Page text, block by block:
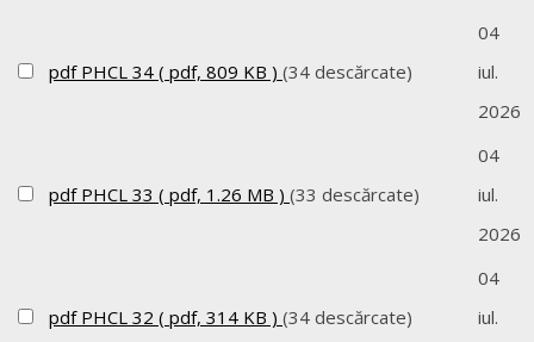
pdf PHCL 34 ( pdf, 809 KB ) (34 descărcate)
04
iul.
2026
pdf PHCL 33 ( pdf, 1.26 MB ) (33 descărcate)
04
iul.
2026
pdf PHCL 32 ( pdf, 314 KB ) (34 descărcate)
04
iul.